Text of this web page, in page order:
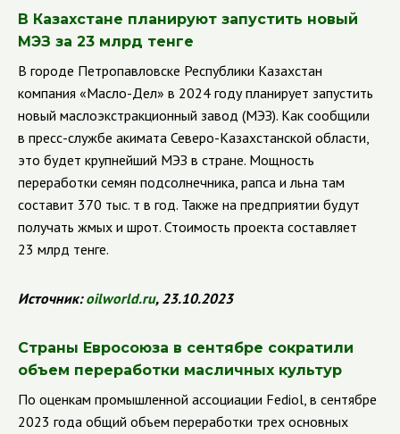
В Казахстане планируют запустить новый
МЭЗ за 23 млрд тенге
В городе Петропавловске Республики Казахстан
компания «Масло-Дел» в 2024 году планирует запустить
новый маслоэкстракционный завод (МЭЗ). Как сообщили
в пресс-службе акимата Северо-Казахстанской области,
это будет крупнейший МЭЗ в стране. Мощность
переработки семян подсолнечника, рапса и льна там
составит 370 тыс. т в год. Также на предприятии будут
получать жмых и шрот. Стоимость проекта составляет
23 млрд тенге.
Источник:oilworld.ru, 23.10.2023
Страны Евросоюза в сентябре сократили
объем переработки масличных культур
По оценкам промышленной ассоциации Fediol, в сентябре
2023 года общий объем переработки трех основных